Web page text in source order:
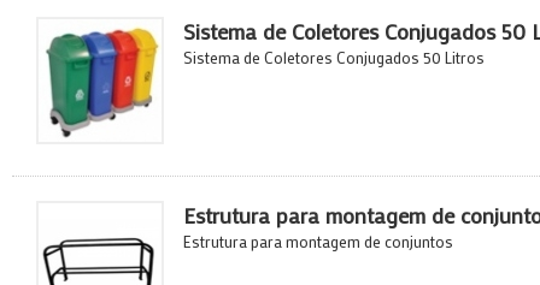
Sistema de Coletores Conjugados 50
Sistema de Coletores Conjugados 50 Litros
Estrutura para montagem de
Estrutura para montagem de conjuntos